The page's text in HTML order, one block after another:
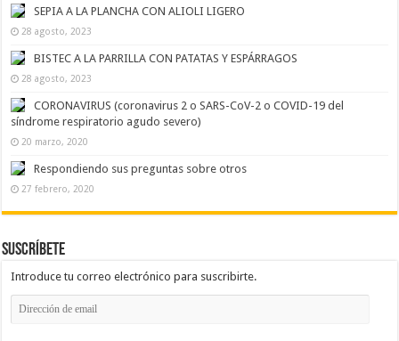
SEPIA A LA PLANCHA CON ALIOLI LIGERO
28 agosto, 2023
BISTEC A LA PARRILLA CON PATATAS Y ESPÁRRAGOS
28 agosto, 2023
CORONAVIRUS (coronavirus 2 o SARS-CoV-2 o COVID-19 del
síndrome respiratorio agudo severo)
20 marzo, 2020
Respondiendo sus preguntas sobre otros
27 febrero, 2020
Suscríbete
Introduce tu correo electrónico para suscribirte.
Dirección
de